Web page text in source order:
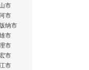
市
市
纳市
市
市
市
市